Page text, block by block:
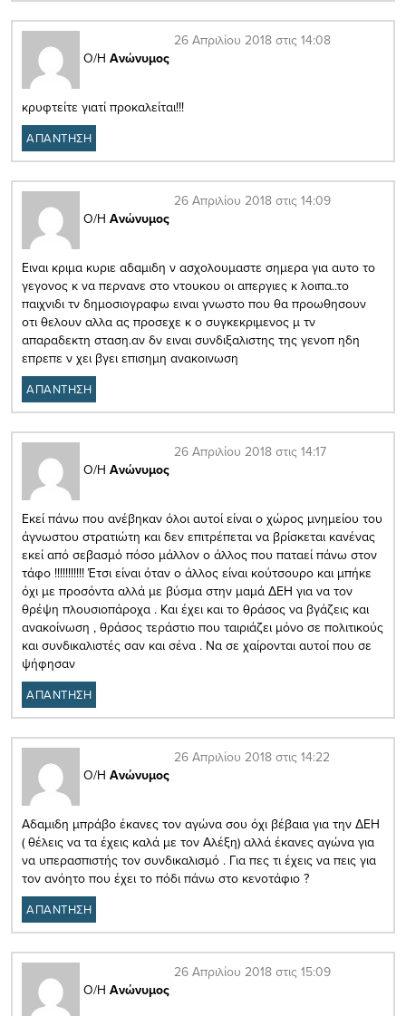
Ο/Η Ανώνυμος
26 Απριλίου 2018 στις 14:08
κρυφτείτε γιατί προκαλείται!!!
ΑΠΑΝΤΗΣΗ
Ο/Η Ανώνυμος
26 Απριλίου 2018 στις 14:09
Ειναι κριμα κυριε αδαμιδη ν ασχολουμαστε σημερα για αυτο το
γεγονος κ να περνανε στο ντουκου οι απεργιες κ λοιπα..το
παιχνιδι τν δημοσιογραφω ειναι γνωστο που θα προωθησουν
οτι θελουν αλλα ας προσεχε κ ο συγκεκριμενος μ τν
απαραδεκτη σταση.αν δν ειναι συνδιξαλιστης της γενοπ ηδη
επρεπε ν χει βγει επισημη ανακοινωση
ΑΠΑΝΤΗΣΗ
Ο/Η Ανώνυμος
26 Απριλίου 2018 στις 14:17
Εκεί πάνω που ανέβηκαν όλοι αυτοί είναι ο χώρος μνημείου του
άγνωστου στρατιώτη και δεν επιτρέπεται να βρίσκεται κανένας
εκεί από σεβασμό πόσο μάλλον ο άλλος που παταεί πάνω στον
τάφο !!!!!!!!!!! Έτσι είναι όταν ο άλλος είναι κούτσουρο και μπήκε
όχι με προσόντα αλλά με βύσμα στην μαμά ΔΕΗ για να τον
θρέψη πλουσιοπάροχα . Και έχει και το θράσος να βγάζεις και
ανακοίνωση , θράσος τεράστιο που ταιριάζει μόνο σε πολιτικούς
και συνδικαλιστές σαν και σένα . Να σε χαίρονται αυτοί που σε
ψήφησαν
ΑΠΑΝΤΗΣΗ
Ο/Η Ανώνυμος
26 Απριλίου 2018 στις 14:22
Αδαμιδη μπράβο έκανες τον αγώνα σου όχι βέβαια για την ΔΕΗ
( θέλεις να τα έχεις καλά με τον Αλέξη) αλλά έκανες αγώνα για
να υπερασπιστής τον συνδικαλισμό . Για πες τι έχεις να πεις για
τον ανόητο που έχει το πόδι πάνω στο κενοτάφιο ?
ΑΠΑΝΤΗΣΗ
Ο/Η Ανώνυμος
26 Απριλίου 2018 στις 15:09